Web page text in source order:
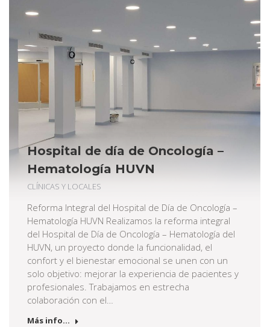
Hospital de día de Oncología –
Hematología HUVN
CLÍNICAS Y LOCALES
Reforma Integral del Hospital de Día de Oncología –
Hematología HUVN Realizamos la reforma integral
del Hospital de Día de Oncología – Hematología del
HUVN, un proyecto donde la funcionalidad, el
confort y el bienestar emocional se unen con un
solo objetivo: mejorar la experiencia de pacientes y
profesionales. Trabajamos en estrecha
colaboración con el…
Más info...